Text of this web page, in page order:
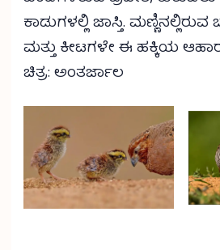
ಕಾಡುಗಳಲ್ಲಿ ಜಾಸ್ತಿ. ಮಣ್ಣಿನಲ್ಲಿರುವ
ಮತ್ತು ಕೀಟಗಳೇ ಈ ಹಕ್ಕಿಯ
ಚಿತ್ರ: ಅಂತರ್ಜಾಲ